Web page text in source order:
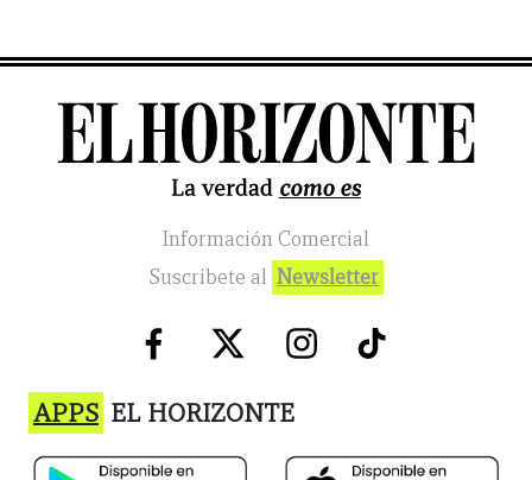
Información Comercial
Suscribete al Newsletter
APPS EL HORIZONTE